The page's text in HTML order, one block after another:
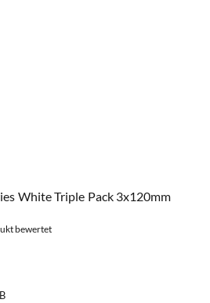
White Triple Pack 3x120mm
bewertet